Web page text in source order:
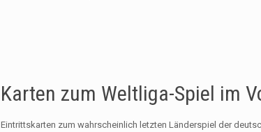
Karten zum Weltliga-Spiel im
Eintrittskarten zum wahrscheinlich letzten Länderspiel der